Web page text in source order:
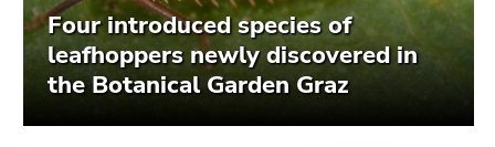
Four introduced species of
leafhoppers newly discovered in
the Botanical Garden Graz